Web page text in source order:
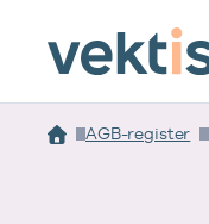
AGB-register